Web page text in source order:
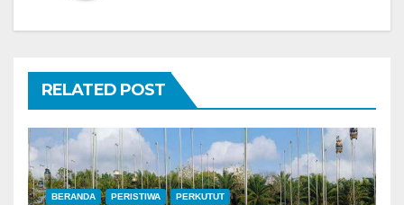
RELATED POST
BERANDA PERISTIWA PERKUTUT